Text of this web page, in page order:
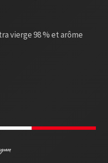
vierge 98 % et arôme